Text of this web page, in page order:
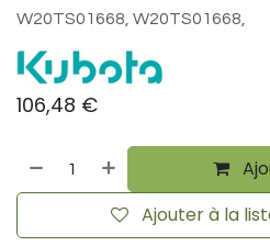
W20TS01668, W20TS01668,
106,48 €
Ajouter à la